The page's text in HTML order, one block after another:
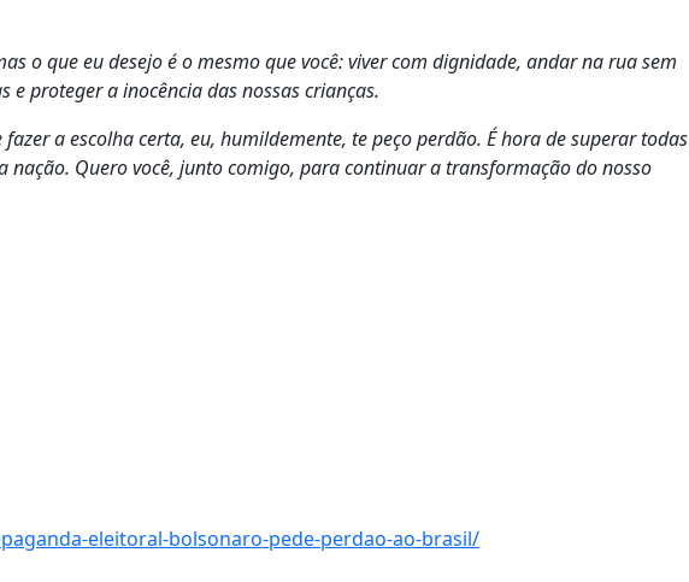
o que eu desejo é o mesmo que você: viver com dignidade, andar na rua sem
proteger a inocência das nossas crianças.
a escolha certa, eu, humildemente, te peço perdão. É hora de superar todas
nação. Quero você, junto comigo, para continuar a transformação do nosso
eleitoral-bolsonaro-pede-perdao-ao-brasil/